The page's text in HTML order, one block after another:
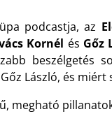
podcastja, az
Kornél és Gőz
beszélgetés
László, és
megható